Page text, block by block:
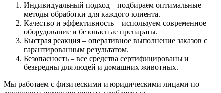
Индивидуальный подход – подбираем оптимальные
методы обработки для каждого клиента.
Качество и эффективность – используем современное
оборудование и безопасные препараты.
Быстрая реакция – оперативное выполнение заказов с
гарантированным результатом.
Безопасность – все средства сертифицированы и
безвредны для людей и домашних животных.
Мы работаем с физическими и юридическими лицами по